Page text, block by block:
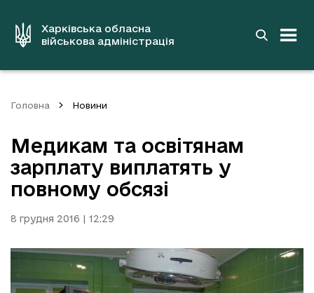
вмістуХарківська обласна
військова адміністрація
Головна Новини
Медикам та освітянам
зарплату виплатять у
повному обсязі
8 грудня 2016 | 12:29